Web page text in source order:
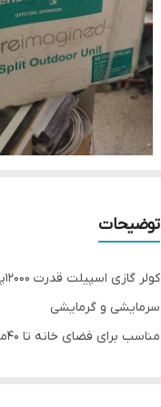
توضیحات
کولر گازی اسپیلت قدرت 12000پلمپ با لوازم اصلی کامل شامل لوله مسی کنترول سیم برق و لوازم نصب
سرمایشی و گرمایشی
مناسب برای فضای خانه تا 40متر مربع